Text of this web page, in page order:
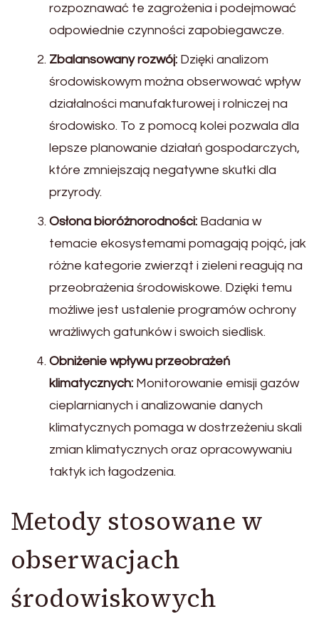
rozpoznawać te zagrożenia i podejmować
odpowiednie czynności zapobiegawcze.
Zbalansowany rozwój: Dzięki analizom
środowiskowym można obserwować wpływ
działalności manufakturowej i rolniczej na
środowisko. To z pomocą kolei pozwala dla
lepsze planowanie działań gospodarczych,
które zmniejszają negatywne skutki dla
przyrody.
Osłona bioróżnorodności: Badania w
temacie ekosystemami pomagają pojąć, jak
różne kategorie zwierząt i zieleni reagują na
przeobrażenia środowiskowe. Dzięki temu
możliwe jest ustalenie programów ochrony
wrażliwych gatunków i swoich siedlisk.
Obniżenie wpływu przeobrażeń
klimatycznych: Monitorowanie emisji gazów
cieplarnianych i analizowanie danych
klimatycznych pomaga w dostrzeżeniu skali
zmian klimatycznych oraz opracowywaniu
taktyk ich łagodzenia.
Metody stosowane w
obserwacjach
środowiskowych